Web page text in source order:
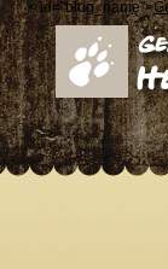
< id="blog_name">